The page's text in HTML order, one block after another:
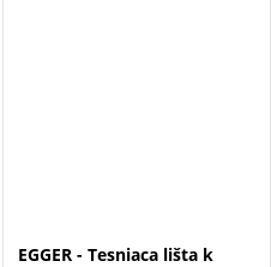
EGGER - Tesniaca lišta k